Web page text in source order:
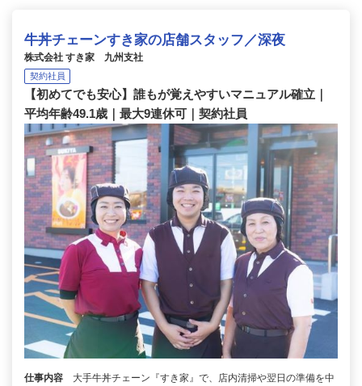
牛丼チェーンすき家の店舗スタッフ／深夜
株式会社 すき家 九州支社
契約社員
【初めてでも安心】誰もが覚えやすいマニュアル確立｜
平均年齢49.1歳｜最大9連休可｜契約社員
仕事内容
大手牛丼チェーン『すき家』で、店内清掃や翌日の準備を中